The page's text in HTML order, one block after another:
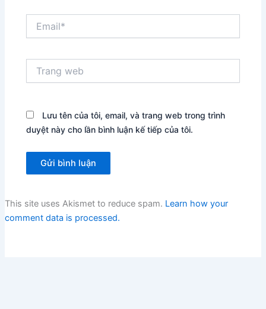
web
Lưu tên của tôi, email, và trang web trong trình
duyệt này cho lần bình luận kế tiếp của tôi.
This site uses Akismet to reduce spam. Learn how your
comment data is processed.